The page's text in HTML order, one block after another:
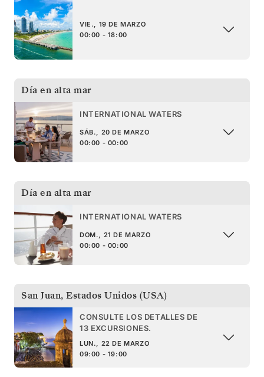
VIE., 19 DE MARZO
00:00 - 18:00
Día en alta mar
INTERNATIONAL WATERS
SÁB., 20 DE MARZO
00:00 - 00:00
Día en alta mar
INTERNATIONAL WATERS
DOM., 21 DE MARZO
00:00 - 00:00
San Juan, Estados Unidos (USA)
CONSULTE LOS DETALLES DE
13 EXCURSIONES.
LUN., 22 DE MARZO
09:00 - 19:00